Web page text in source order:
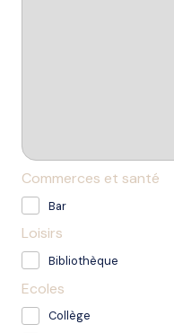
Commerces et santé
Bar
Loisirs
Bibliothèque
Ecoles
Collège